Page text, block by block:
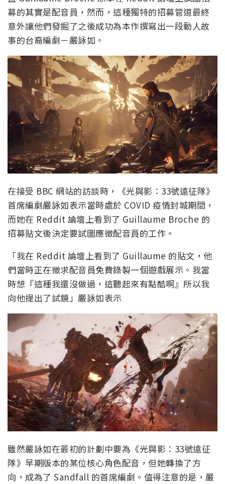
募的其實是配音員，然而，這種獨特的招募管道最終
意外讓他們發掘了之後成功為本作撰寫出一段動人故
事的台裔編劇－嚴詠如。
在接受 BBC 網站的訪談時，《光與影：33號遠征隊》
首席編劇嚴詠如表示當時處於 COVID 疫情封城期間，
而她在 Reddit 論壇上看到了 Guillaume Broche 的
招募貼文後決定要試圖應徵配音員的工作。
「我在 Reddit 論壇上看到了 Guillaume 的貼文，他
們當時正在徵求配音員免費錄製一個遊戲展示。我當
時想『這種我還沒做過，這聽起來有點酷啊』所以我
向他提出了試鏡」嚴詠如表示
雖然嚴詠如在最初的計劃中要為《光與影：33號遠征
隊》早期版本的某位核心角色配音，但她轉換了方
向，成為了 Sandfall 的首席編劇。值得注意的是，嚴